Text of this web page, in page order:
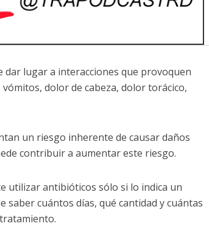
dar lugar a interacciones que provoquen
dolor de cabeza, dolor torácico,
un riesgo inherente de causar daños
contribuir a aumentar este riesgo.
utilizar antibióticos sólo si lo indica un
cuántos días, qué cantidad y cuántas